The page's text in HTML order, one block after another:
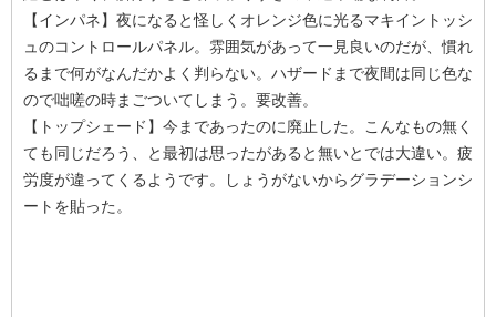
【インパネ】夜になると怪しくオレンジ色に光るマキイントッシ
ュのコントロールパネル。雰囲気があって一見良いのだが、慣れ
るまで何がなんだかよく判らない。ハザードまで夜間は同じ色な
ので咄嗟の時まごついてしまう。要改善。
【トップシェード】今まであったのに廃止した。こんなもの無く
ても同じだろう、と最初は思ったがあると無いとでは大違い。疲
労度が違ってくるようです。しょうがないからグラデーションシ
ートを貼った。